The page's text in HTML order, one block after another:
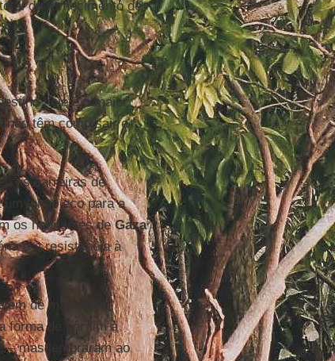
do fornecimento de
hoje é o maior
não têm como sair e
as barreiras de
longo eco para a
os habitantes deGaza
e a resistência à
de manhã ao
forma de pôr fim à
– mas lembraram ao